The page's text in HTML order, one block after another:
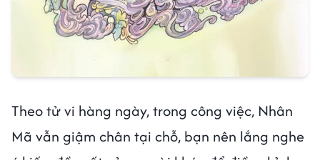
Theo tử vi hàng ngày, trong công việc, Nhân
Mã vẫn giậm chân tại chỗ, bạn nên lắng nghe